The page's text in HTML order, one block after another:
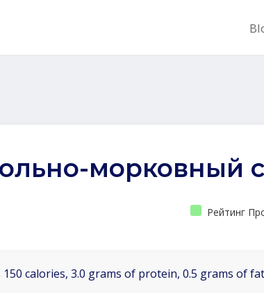
морковный
Рейтинг
calories, 3.0 grams of protein, 0.5 grams of